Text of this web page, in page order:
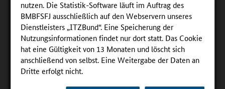
nutzen. Die Statistik-Software läuft im Auftrag des
BMBFSFJ ausschließlich auf den Webservern unseres
Dienstleisters „ITZBund“. Eine Speicherung der
Nutzungsinformationen findet nur dort statt. Das Cookie
hat eine Gültigkeit von 13 Monaten und löscht sich
anschließend von selbst. Eine Weitergabe der Daten an
Dritte erfolgt nicht.